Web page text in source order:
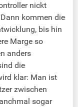
nickt
kommen die
bis hin
Marge so
anders
die
klar: Man ist
zwischen
sogar